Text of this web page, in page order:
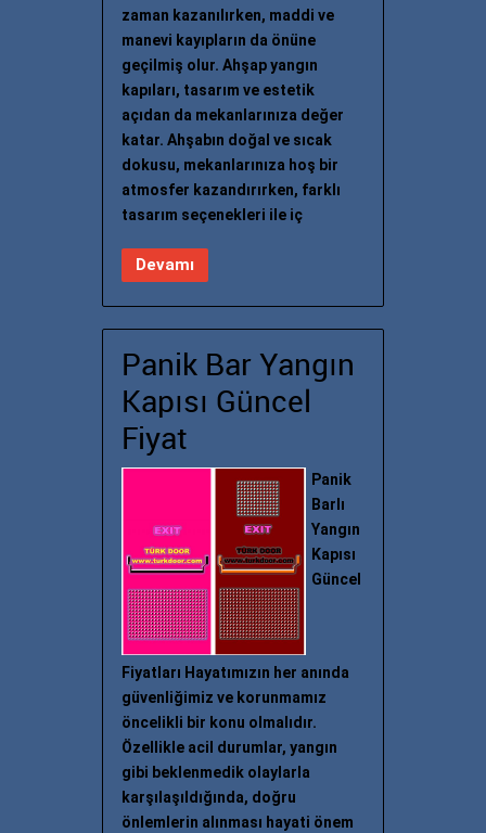
zaman kazanılırken, maddi ve
manevi kayıpların da önüne
geçilmiş olur. Ahşap yangın
kapıları, tasarım ve estetik
açıdan da mekanlarınıza değer
katar. Ahşabın doğal ve sıcak
dokusu, mekanlarınıza hoş bir
atmosfer kazandırırken, farklı
tasarım seçenekleri ile iç
Devamı
Panik Bar Yangın
Kapısı Güncel
Fiyat
Panik
Barlı
Yangın
Kapısı
Güncel
Fiyatları Hayatımızın her anında
güvenliğimiz ve korunmamız
öncelikli bir konu olmalıdır.
Özellikle acil durumlar, yangın
gibi beklenmedik olaylarla
karşılaşıldığında, doğru
önlemlerin alınması hayati önem